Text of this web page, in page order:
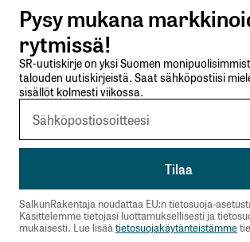
Lähetä kommentti
Pysy mukana
rytmissä!
SR-uutiskirje on yksi Suomen
talouden uutiskirjeistä. Saat sähköpostiisi
sisällöt kolmesti viikossa.
SalkunRakentaja noudattaa EU:n tietosuoja-
Käsittelemme tietojasi luottamuksellisesti ja
mukaisesti. Lue lisää tietosuojakäytänteistämme